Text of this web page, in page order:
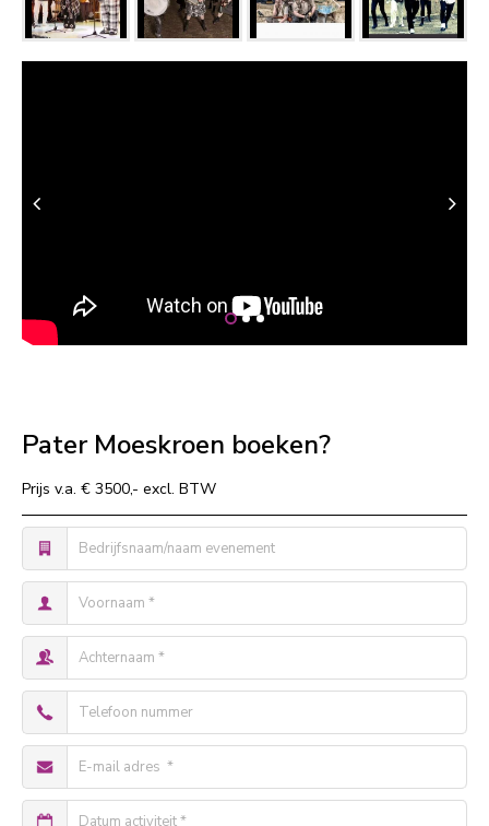
Pater Moeskroen boeken?
Prijs v.a. € 3500,- excl. BTW